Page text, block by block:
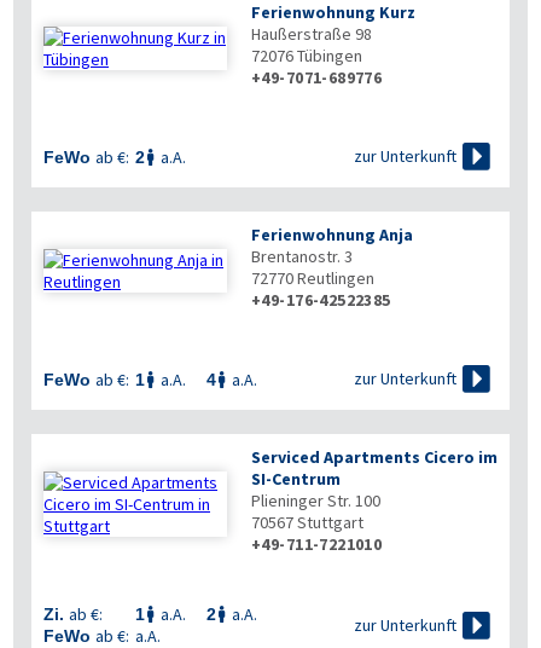
Ferienwohnung Kurz
Haußerstraße 98
72076Tübingen
+49-7071-689776
FeWo ab €: 2 a.A. zur Unterkunft 
Ferienwohnung Anja
Brentanostr. 3
72770Reutlingen
+49-176-42522385
FeWo ab €: 1 a.A. 4 a.A. zur Unterkunft 
Serviced Apartments Cicero im
SI-Centrum
Plieninger Str. 100
70567Stuttgart
+49-711-7221010
Zi. ab €: 1 a.A. 2 a.A.
FeWo ab €: a.A.
zur Unterkunft 